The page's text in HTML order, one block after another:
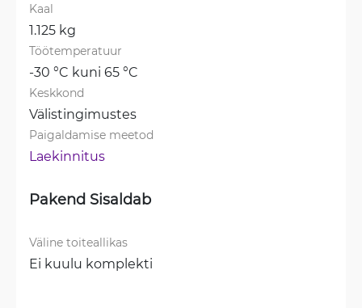
Kaal
1.125 kg
Töötemperatuur
-30 °C kuni 65 °C
Keskkond
Välistingimustes
Paigaldamise meetod
Laekinnitus
Pakend Sisaldab
Väline toiteallikas
Ei kuulu komplekti